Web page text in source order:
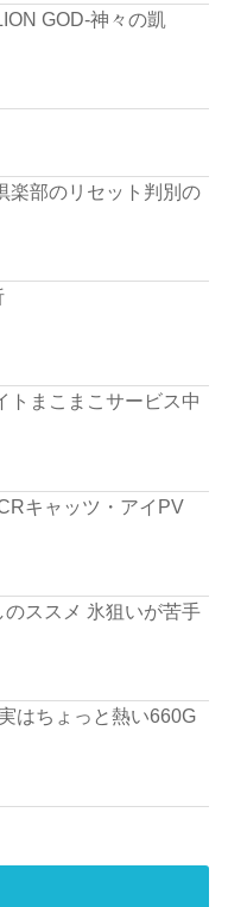
GOD-神々の凱
楽部のリセット判別の
トまこまこサービス中
キャッツ・アイPV
ススメ 氷狙いが苦手
はちょっと熱い660G